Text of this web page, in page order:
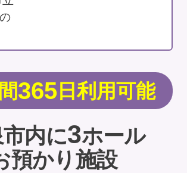
365 日利用可能
内に3ホール
預かり施設